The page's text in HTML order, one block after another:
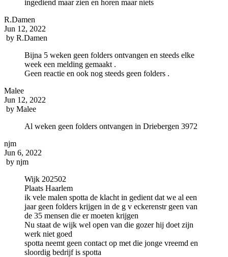
ingediend maar zien en horen maar niets
R.Damen
Jun 12, 2022
by R.Damen
Bijna 5 weken geen folders ontvangen en steeds elke
week een melding gemaakt .
Geen reactie en ook nog steeds geen folders .
Malee
Jun 12, 2022
by Malee
Al weken geen folders ontvangen in Driebergen 3972
njm
Jun 6, 2022
by njm
Wijk 202502
Plaats Haarlem
ik vele malen spotta de klacht in gedient dat we al een
jaar geen folders krijgen in de g v eckerenstr geen van
de 35 mensen die er moeten krijgen
Nu staat de wijk wel open van die gozer hij doet zijn
werk niet goed
spotta neemt geen contact op met die jonge vreemd en
sloordig bedrijf is spotta